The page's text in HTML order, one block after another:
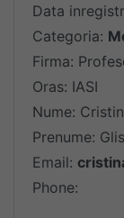
Data
Categoria:
Firma:
Oras: IASI
Nume:
Prenume:
Email:
Phone: